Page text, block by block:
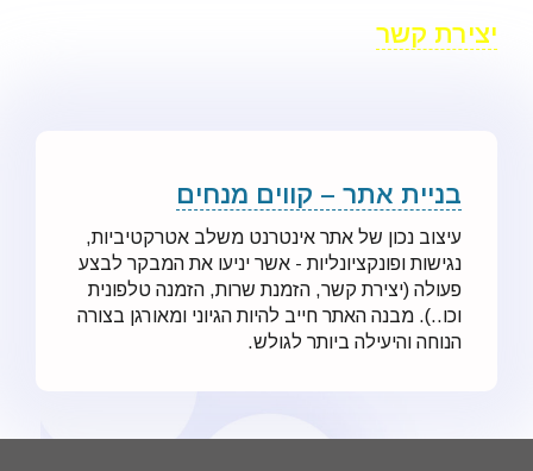
יצירת קשר
בניית אתר – קווים מנחים
עיצוב נכון של אתר אינטרנט משלב אטרקטיביות,
נגישות ופונקציונליות - אשר יניעו את המבקר לבצע
פעולה (יצירת קשר, הזמנת שרות, הזמנה טלפונית
וכו..). מבנה האתר חייב להיות הגיוני ומאורגן בצורה
הנוחה והיעילה ביותר לגולש.